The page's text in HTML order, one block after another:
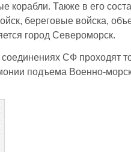
корабли. Также в его
береговые войска,
город Североморск.
СФ проходят
подъема